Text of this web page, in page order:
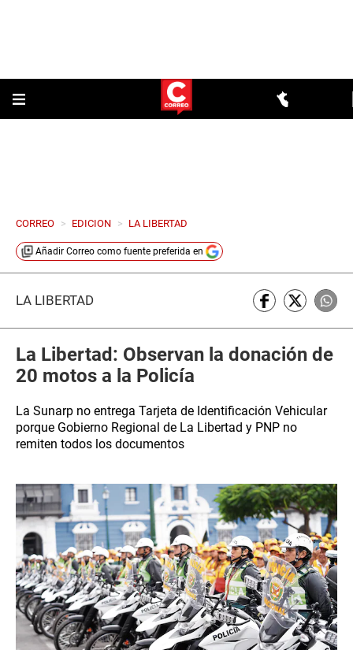
CORREO > EDICION > LA LIBERTAD
Añadir Correo como fuente preferida en
LA LIBERTAD
La Libertad: Observan la donación de
20 motos a la Policía
La Sunarp no entrega Tarjeta de Identificación Vehicular
porque Gobierno Regional de La Libertad y PNP no
remiten todos los documentos